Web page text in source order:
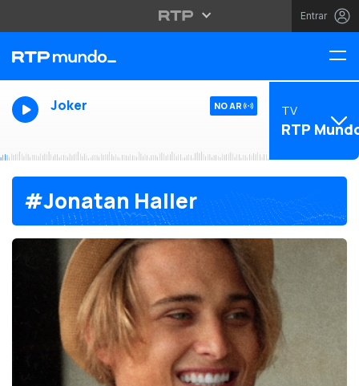
Entrar
Joker NO AR TV
RTP
#Jonatan Haller